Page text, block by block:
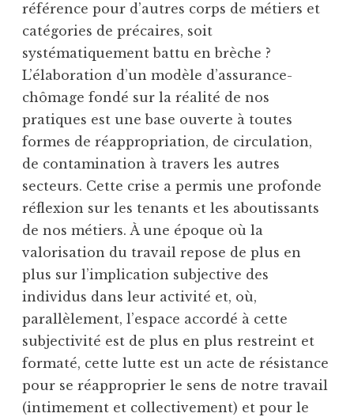
référence pour d’autres corps de métiers et
catégories de précaires, soit
systématiquement battu en brèche ?
L’élaboration d’un modèle d’assurance-
chômage fondé sur la réalité de nos
pratiques est une base ouverte à toutes
formes de réappropriation, de circulation,
de contamination à travers les autres
secteurs. Cette crise a permis une profonde
réflexion sur les tenants et les aboutissants
de nos métiers. À une époque où la
valorisation du travail repose de plus en
plus sur l’implication subjective des
individus dans leur activité et, où,
parallèlement, l’espace accordé à cette
subjectivité est de plus en plus restreint et
formaté, cette lutte est un acte de résistance
pour se réapproprier le sens de notre travail
(intimement et collectivement) et pour le